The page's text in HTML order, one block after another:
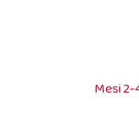
Mesi